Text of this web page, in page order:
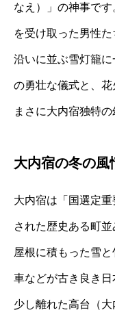
なえ）」の神事で
を受け取った男性
沿いに並ぶ雪灯籠
の勇壮な儀式と、花
まさに大内宿独特
大内宿の冬の風
大内宿は「国選定
された歴史ある町
屋根に積もった雪
車などが古き良き
少し離れた高台（